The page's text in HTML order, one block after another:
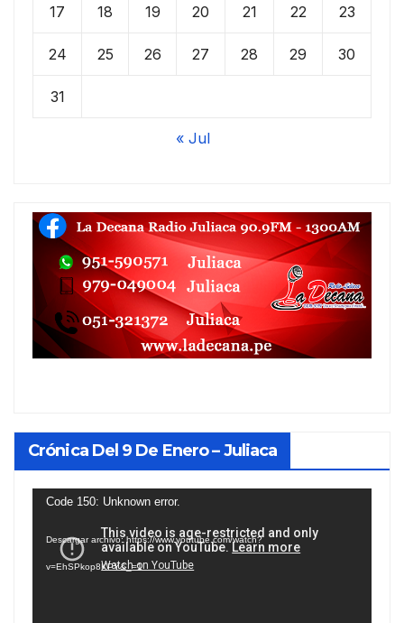
17 18 19 20 21 22 23
24 25 26 27 28 29 30
31
« Jul
Crónica Del 9 De Enero – Juliaca
Reproductor
vídeo
Code 150: Unknown error.
Descargar archivo: https://www.youtube.com/watch?
v=EhSPkop8KPY&_=1